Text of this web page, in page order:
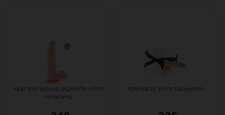
סטרפאון עם דילדו רך 18 סמ TONY
דילדו ראליסטיק 18 סנטימטר נצמד מגומי
גמיש ואיכותי